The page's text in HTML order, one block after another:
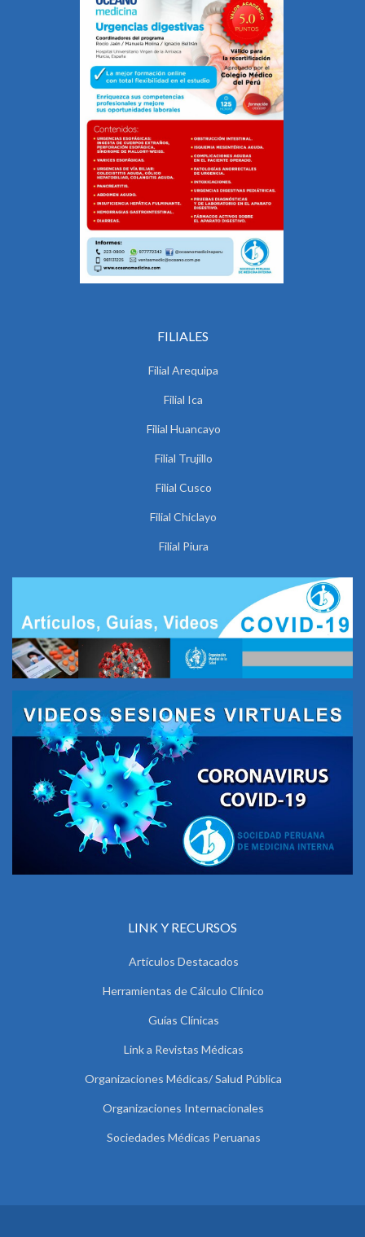
FILIALES
Filial Arequipa
Filial Ica
Filial Huancayo
Filial Trujillo
Filial Cusco
Filial Chiclayo
Filial Piura
LINK Y RECURSOS
Artículos Destacados
Herramientas de Cálculo Clínico
Guías Clínicas
Link a Revistas Médicas
Organizaciones Médicas/ Salud Pública
Organizaciones Internacionales
Sociedades Médicas Peruanas